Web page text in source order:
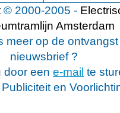
© 2000-2005 -
Amsterdam
meer op de
nieuwsbrief ?
door een e-mail te
en